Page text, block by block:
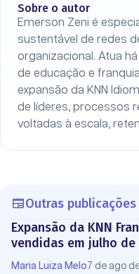
Sobre o autor
Emerson Zeni é
sustentável de redes
organizacional. Atua
de educação e
expansão da KNN
de líderes, processos
voltadas à escala,
Outras publicações
Expansão da KNN
vendidas em julho de
Maria Luiza Melo 7 de ago